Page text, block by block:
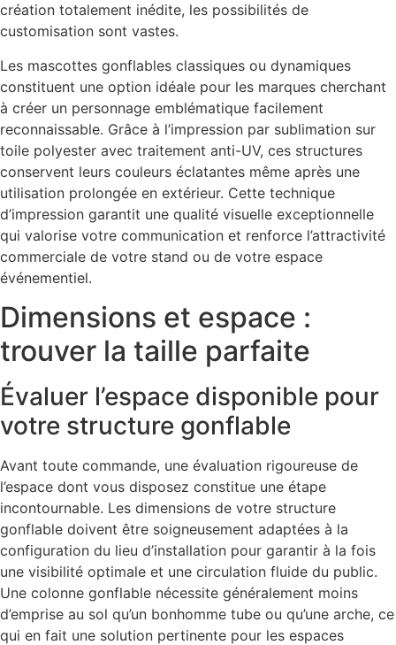
création totalement inédite, les possibilités de
customisation sont vastes.
Les mascottes gonflables classiques ou dynamiques
constituent une option idéale pour les marques cherchant
à créer un personnage emblématique facilement
reconnaissable. Grâce à l’impression par sublimation sur
toile polyester avec traitement anti-UV, ces structures
conservent leurs couleurs éclatantes même après une
utilisation prolongée en extérieur. Cette technique
d’impression garantit une qualité visuelle exceptionnelle
qui valorise votre communication et renforce l’attractivité
commerciale de votre stand ou de votre espace
événementiel.
Dimensions et espace :
trouver la taille parfaite
Évaluer l’espace disponible pour
votre structure gonflable
Avant toute commande, une évaluation rigoureuse de
l’espace dont vous disposez constitue une étape
incontournable. Les dimensions de votre structure
gonflable doivent être soigneusement adaptées à la
configuration du lieu d’installation pour garantir à la fois
une visibilité optimale et une circulation fluide du public.
Une colonne gonflable nécessite généralement moins
d’emprise au sol qu’un bonhomme tube ou qu’une arche, ce
qui en fait une solution pertinente pour les espaces